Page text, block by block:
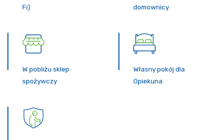
Fi)
domownicy
W pobliżu sklep
spożywczy
Własny pokój dla
Opiekuna